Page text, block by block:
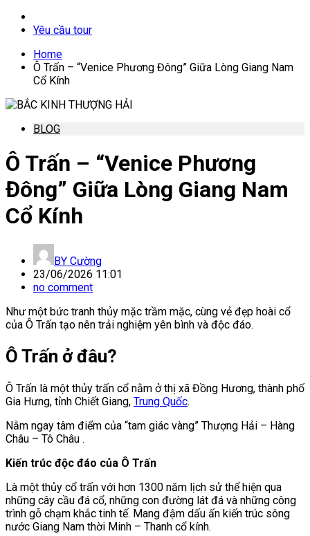
Yêu cầu tour
Home
Ô Trấn – “Venice Phương Đông” Giữa Lòng Giang Nam
Cổ Kính
BLOG
Ô Trấn – “Venice Phương
Đông” Giữa Lòng Giang Nam
Cổ Kính
BY Cường
23/06/2026 11:01
no comment
Như một bức tranh thủy mặc trầm mặc, cùng vẻ đẹp hoài cổ
của Ô Trấn tạo nên trải nghiệm yên bình và độc đáo.
Ô Trấn ở đâu?
Ô Trấn là một thủy trấn cổ nằm ở thị xã Đồng Hương, thành phố
Gia Hưng, tỉnh Chiết Giang, Trung Quốc.
Nằm ngay tâm điểm của “tam giác vàng” Thượng Hải – Hàng
Châu – Tô Châu .
Kiến trúc độc đáo của Ô Trấn
Là một thủy cổ trấn với hơn 1300 năm lịch sử thể hiện qua
những cây cầu đá cổ, những con đường lát đá và những công
trình gỗ chạm khắc tinh tế. Mang đậm dấu ấn kiến trúc sông
nước Giang Nam thời Minh – Thanh cổ kính.